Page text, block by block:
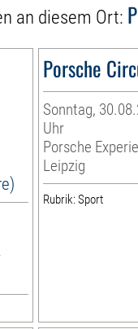
an diesem Ort:
Porsche
Sonntag,
Uhr
Porsche
Leipzig
Rubrik: Sport